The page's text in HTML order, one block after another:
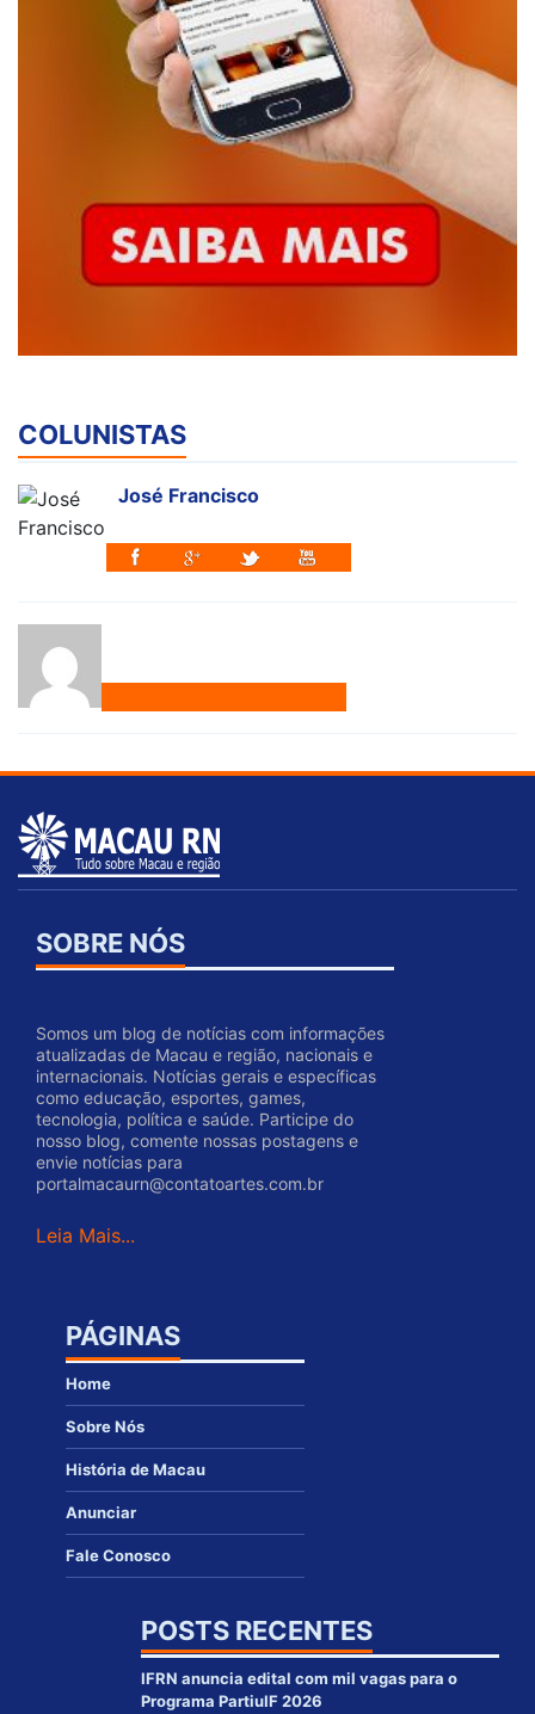
COLUNISTAS
José Francisco
SOBRE NÓS
Somos um blog de notícias com informações
atualizadas de Macau e região, nacionais e
internacionais. Notícias gerais e específicas
como educação, esportes, games,
tecnologia, política e saúde. Participe do
nosso blog, comente nossas postagens e
envie notícias para
portalmacaurn@contatoartes.com.br
Leia Mais...
PÁGINAS
Home
Sobre Nós
História de Macau
Anunciar
Fale Conosco
POSTS RECENTES
IFRN anuncia edital com mil vagas para o
Programa PartiuIF 2026